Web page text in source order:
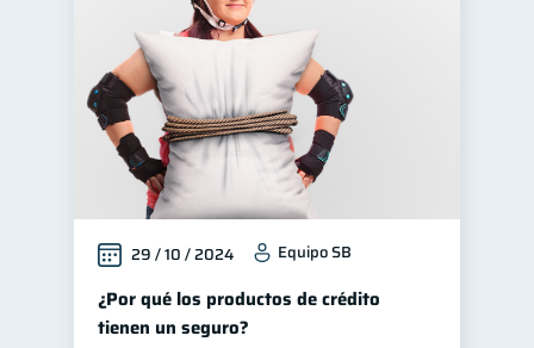
29 / 10 / 2024 Equipo SB
¿Por qué los productos de crédito
tienen un seguro?